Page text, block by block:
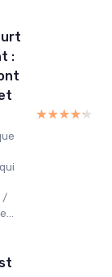
:
/
★★★★★
★★★★★